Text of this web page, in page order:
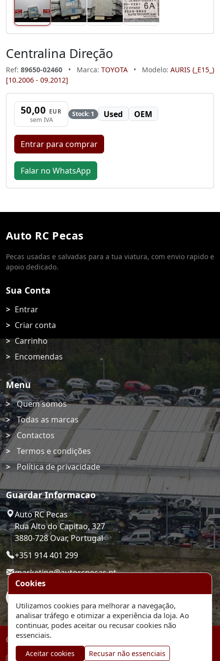
Centralina Direção
Ref: 89650-02460 • Marca: TOYOTA • Modelo: AURIS (_E15_)
[10.2006 - 09.2012]
50,00 EUR
sem IVA
Stock: 1 Used OEM
Entrar para comprar
Falar no WhatsApp
Auto RC Pecas
Pecas usadas e salvadas para a tua viatura, com envio rapido e
apoio dedicado.
Sua Conta
Entrar
Criar conta
Carrinho
Encomendas
Menu
Quem somos
Todas as marcas
Contactos
Termos e condições
Política de privacidade
Guardar Informacao
Auto RC Pecas
Rua Alto do Capitao, 327
3880-728 Ovar, Portugal
+351 914 401 299
marketing@autorcpecas.pt
© 2026 Auto RC Pecas. Plataforma de comercio eletronico.
Cookies
Utilizamos cookies para melhorar a navegação,
analisar tráfego e otimizar a experiência da loja. Ao
continuar, podes aceitar ou recusar cookies não
essenciais.
Aceitar cookies Recusar não essenciais